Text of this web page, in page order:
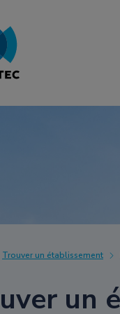
Trouver un établissement
un